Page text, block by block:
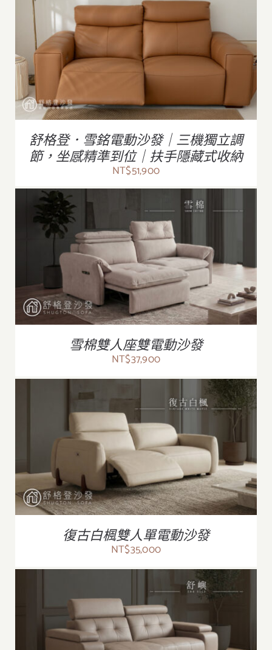
/ 詳情
舒格登．雪銘電動沙發｜三機獨立調
節，坐感精準到位｜扶手隱藏式收納
NT$51,900
/ 詳情
雪棉雙人座雙電動沙發
NT$37,900
/ 詳情
復古白楓雙人單電動沙發
NT$35,000
/ 詳情